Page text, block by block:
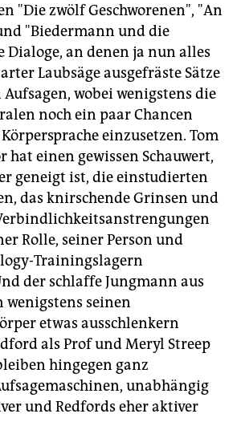
"Die zwölf Geschworenen", "An
"Biedermann und die
an denen ja nun alles
Laubsäge ausgefräste Sätze
wobei wenigstens die
noch ein paar Chancen
einzusetzen. Tom
hat einen gewissen Schauwert,
geneigt ist, die einstudierten
das knirschende Grinsen und
Rolle, seiner Person und
Trainingslagern
der schlaffe Jungmann aus
seinen
etwas ausschlenkern
als Prof und Meryl Streep
hingegen ganz
unabhängig
und Redfords eher aktiver